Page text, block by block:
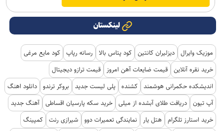
لینکستان
موزیک وایرال دیزلیران کانتین کود پتاس بالا رسانه رپاپ کود مایع مرغی
خرید نقره آنلاین قیمت ضایعات آهن امروز
قیمت ترازو دیجیتال
اندیشکده حکمرانی هوشمند کشنده پلی لیست جدید بروکر ترندو دانلود اهنگ
آپ تیون دریافت طلای آبشده از میلی خرید سکه پارسیان اقساطی آهنگ جدید
خرید استارز تلگرام هتل یار نمایندگی تعمیرات دوو شیرازی رنت کمپینگ